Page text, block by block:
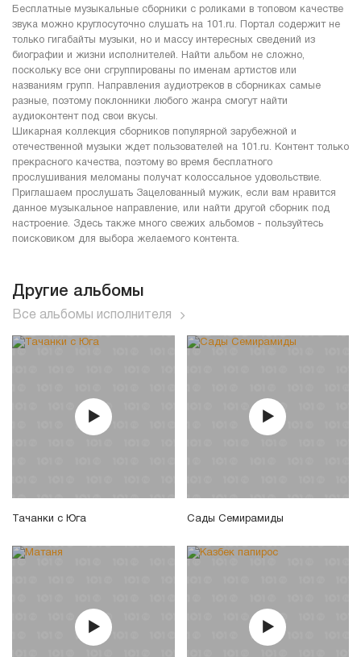
Бесплатные музыкальные сборники с роликами в топовом качестве
звука можно круглосуточно слушать на 101.ru. Портал содержит не
только гигабайты музыки, но и массу интересных сведений из
биографии и жизни исполнителей. Найти альбом не сложно,
поскольку все они сгруппированы по именам артистов или
названиям групп. Направления аудиотреков в сборниках самые
разные, поэтому поклонники любого жанра смогут найти
аудиоконтент под свои вкусы.
Шикарная коллекция сборников популярной зарубежной и
отечественной музыки ждет пользователей на 101.ru. Контент только
прекрасного качества, поэтому во время бесплатного
прослушивания меломаны получат колоссальное удовольствие.
Приглашаем прослушать Зацелованный мужик, если вам нравится
данное музыкальное направление, или найти другой сборник под
настроение. Здесь также много свежих альбомов - пользуйтесь
поисковиком для выбора желаемого контента.
Другие альбомы
Все альбомы исполнителя
Тачанки с Юга Сады Семирамиды